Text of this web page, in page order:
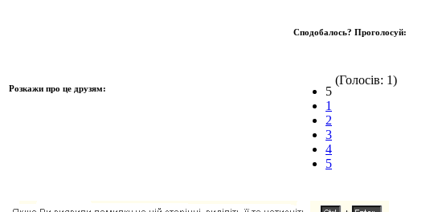
Розкажи про це друзям:
Сподобалось? Проголосуй:
5
1
2
3
4
5
(Голосів: 1)